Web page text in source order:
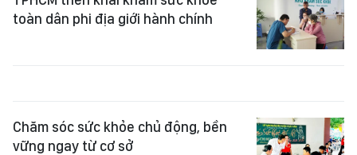
toàn dân phi địa giới hành chính
Chăm sóc sức khỏe chủ động, bền
vững ngay từ cơ sở